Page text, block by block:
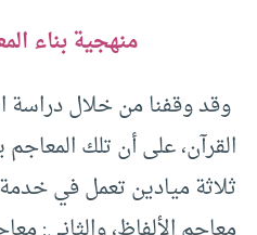
منهجية بناء
وقد وقفنا من خلال دراسة
القرآن، على أن تلك
ثلاثة ميادين تعمل في خدمة